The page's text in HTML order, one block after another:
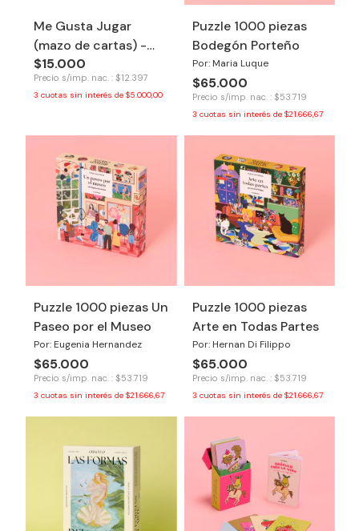
Me Gusta Jugar
(mazo de cartas) -
Tinkuy
$15.000
Precio s/imp. nac. : $12.397
3 cuotas sin interés de $5.000,00
Puzzle 1000 piezas
Bodegón Porteño
Por: Maria Luque
$65.000
Precio s/imp. nac. : $53.719
3 cuotas sin interés de $21.666,67
Puzzle 1000 piezas Un
Paseo por el Museo
Por: Eugenia Hernandez
$65.000
Precio s/imp. nac. : $53.719
3 cuotas sin interés de $21.666,67
Puzzle 1000 piezas
Arte en Todas Partes
Por: Hernan Di Filippo
$65.000
Precio s/imp. nac. : $53.719
3 cuotas sin interés de $21.666,67